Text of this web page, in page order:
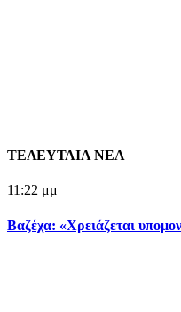
ΤΕΛΕΥΤΑΙΑ ΝΕΑ
11:22 μμ
Βαζέχα: «Χρειάζεται